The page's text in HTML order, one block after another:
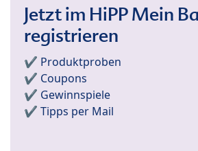
Jetzt im HiPP Mein
registrieren
✔️ Produktproben
✔️ Coupons
✔️ Gewinnspiele
✔️ Tipps per Mail